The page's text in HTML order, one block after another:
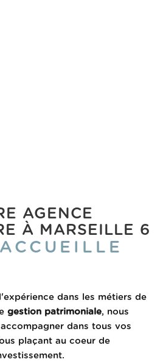
À MARSEILLE 6
dans les métiers de
gestion patrimoniale, nous
dans tous vos
plaçant au coeur de